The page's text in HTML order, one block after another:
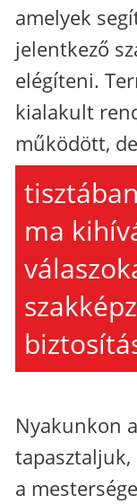
amelyek
jelentkező
elégíteni.
kialakult
működött, de
ma
Nyakunkon
a